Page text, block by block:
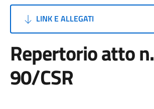
LINK E ALLEGATI
Repertorio atto n.
90/CSR